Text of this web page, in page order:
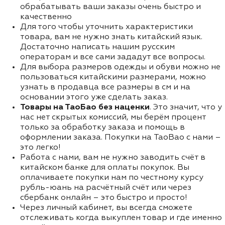
обрабатывать ваши заказы очень быстро и
качественно
Для того чтобы уточнить характеристики
товара, вам не нужно знать китайский язык.
Достаточно написать нашим русским
операторам и все сами зададут все вопросы.
Для выбора размеров одежды и обуви можно не
пользоваться китайскими размерами, можно
узнать в продавца все размеры в см и на
основании этого уже сделать заказ.
Товары на ТаоБао без наценки. Это значит, что у
нас нет скрытых комиссий, мы берём процент
только за обработку заказа и помощь в
оформлении заказа. Покупки на TaoBao с нами –
это легко!
Работа с нами, вам не нужно заводить счёт в
китайском банке для оплаты покупок. Вы
оплачиваете покупки нам по честному курсу
рубль-юань на расчётный счёт или через
сбербанк онлайн – это быстро и просто!
Через личный кабинет, вы всегда сможете
отслеживать когда выкуплен товар и где именно